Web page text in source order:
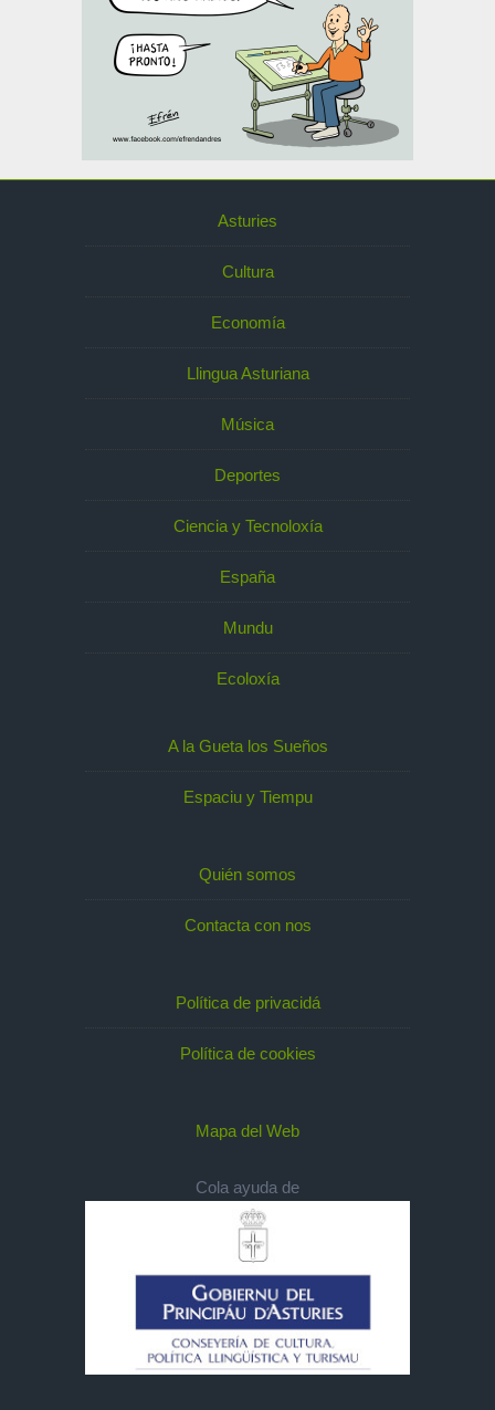
Asturies
Cultura
Economía
Llingua Asturiana
Música
Deportes
Ciencia y Tecnoloxía
España
Mundu
Ecoloxía
A la Gueta los Sueños
Espaciu y Tiempu
Quién somos
Contacta con nos
Política de privacidá
Política de cookies
Mapa del Web
Cola ayuda de